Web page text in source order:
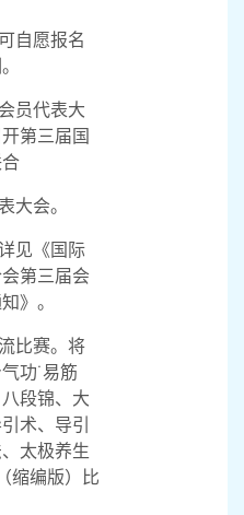
自愿报名
员代表大
第三届国
大会。
见《国际
第三届会
》。
比赛。将
功˙易筋
段锦、大
术、导引
太极养生
缩编版）比